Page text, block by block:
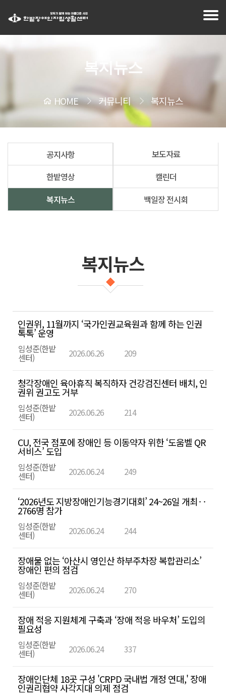
복지뉴스
HOME 커뮤니티 복지뉴스
공지사항
보도자료
한밭영상
캘린더
복지뉴스
백일장 전시회
복지뉴스
복
지
뉴
스
록
번
제
목,
작
자,
작
성
일,
조
회
수
첨
부
파
일
을
인
인권위, 11월까지 ‘국가인권교육원과 함께 하는 인권
톡톡’ 운영
임성준(한밭
센터) 2026.06.26 209
청각장애인 육아휴직 복직하자 건강검진센터 배치, 인
권위 권고도 거부
임성준(한밭
센터) 2026.06.26 214
CU, 전국 점포에 장애인 등 이동약자 위한 ‘도움벨 QR
서비스’ 도입
임성준(한밭
센터) 2026.06.24 249
‘2026년도 지방장애인기능경기대회’ 24~26일 개최‥
2766명 참가
임성준(한밭
센터) 2026.06.24 244
장애물 없는 ‘아산시 영인산 하부주차장 복합관리소’
장애인 편의 점검
임성준(한밭
센터) 2026.06.24 270
장애 적응 지원체계 구축과 ‘장애 적응 바우처’ 도입의
필요성
임성준(한밭
센터) 2026.06.24 337
장애인단체 18곳 구성 'CRPD 국내법 개정 연대,' 장애
인권리협약 사각지대 의제 점검